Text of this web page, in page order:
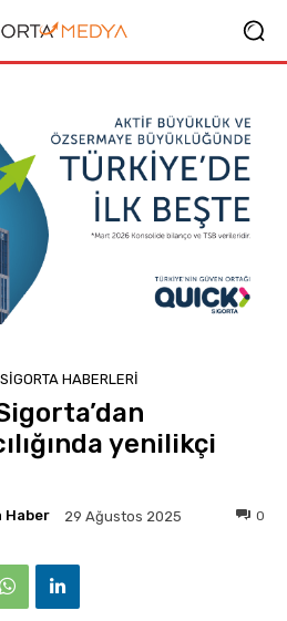
SIGORTA HABERLERI
yenilikçi
Haber 29 Ağustos 2025 0